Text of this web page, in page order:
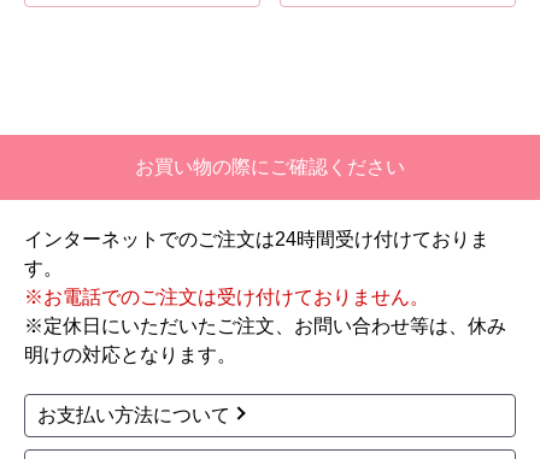
お買い物の際にご確認ください
インターネットでのご注文は24時間受け付けておりま
す。
※お電話でのご注文は受け付けておりません。
※定休日にいただいたご注文、お問い合わせ等は、休み
明けの対応となります。
お支払い方法について